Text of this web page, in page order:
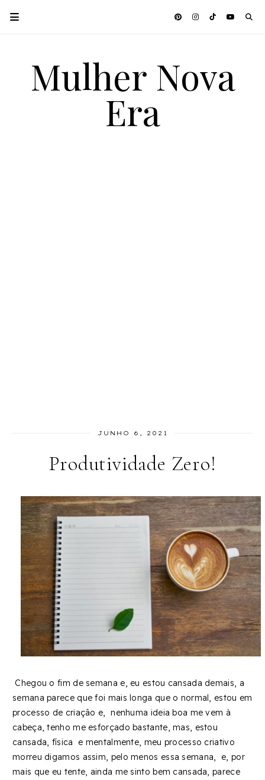
Mulher Nova
Era
JUNHO 6, 2021
Produtividade Zero!
Chegou o fim de semana e, eu estou cansada demais, a
semana parece que foi mais longa que o normal, estou em
processo de criação e, nenhuma ideia boa me vem à
cabeça, tenho me esforçado bastante, mas, estou
cansada, física e mentalmente, meu processo criativo
morreu digamos assim, pelo menos essa semana, e, por
mais que eu tente, ainda me sinto bem cansada, parece